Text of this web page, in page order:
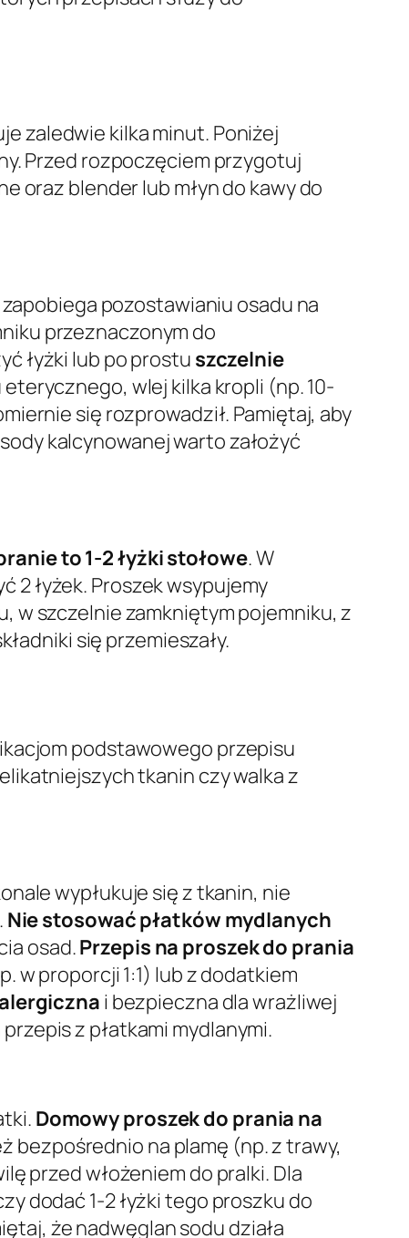
zaledwie kilka minut. Poniżej
Przed rozpoczęciem przygotuj
oraz blender lub młyn do kawy do
pozostawianiu osadu na
przeznaczonym do
łyżki lub po prostu szczelnie
wlej kilka kropli (np. 10-
się rozprowadził. Pamiętaj, aby
kalcynowanej warto założyć
to 1-2 łyżki stołowe. W
2 łyżek. Proszek wsypujemy
w szczelnie zamkniętym pojemniku, z
się przemieszały.
podstawowego przepisu
tkanin czy walka z
wypłukuje się z tkanin, nie
Nie stosować płatków mydlanych
osad.Przepis na proszek do prania
w proporcji 1:1) lub z dodatkiem
i bezpieczna dla wrażliwej
z płatkami mydlanymi.
Domowy proszek do prania na
bezpośrednio na plamę (np. z trawy,
przed włożeniem do pralki. Dla
dodać 1-2 łyżki tego proszku do
że nadwęglan sodu działa